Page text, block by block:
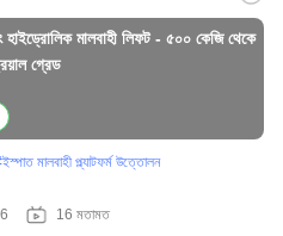
মালবাহী লিফট - ৫০০ কেজি থেকে
গ্রেড
ইস্পাত মালবাহী প্ল্যাটফর্ম উত্তোলন
16 মতামত